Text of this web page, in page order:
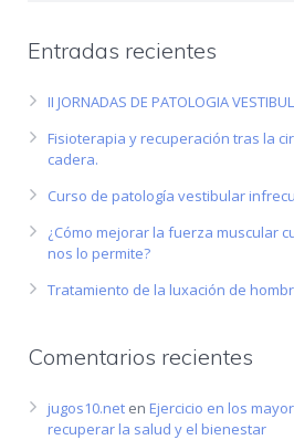
Entradas recientes
II JORNADAS DE PATOLOGIA
Fisioterapia y recuperación tras la
cadera.
Curso de patología vestibular
¿Cómo mejorar la fuerza muscular
nos lo permite?
Tratamiento de la luxación de
Comentarios recientes
jugos10.net en Ejercicio en los
recuperar la salud y el bienestar